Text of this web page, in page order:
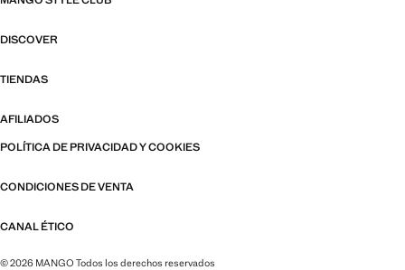
DISCOVER
TIENDAS
AFILIADOS
POLÍTICA DE PRIVACIDAD Y COOKIES
CONDICIONES DE VENTA
CANAL ÉTICO
© 2026 MANGO Todos los derechos reservados